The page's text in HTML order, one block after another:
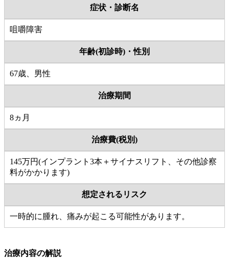
症状・診断名
咀嚼障害
年齢(初診時)・性別
67歳、男性
治療期間
8ヵ月
治療費(税別)
145万円(インプラント3本＋サイナスリフト、その他診察
料がかかります)
想定されるリスク
一時的に腫れ、痛みが起こる可能性があります。
治療内容の解説